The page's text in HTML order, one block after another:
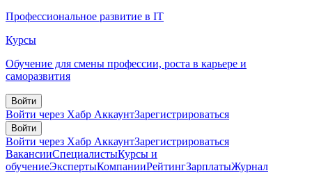
Профессиональное развитие в IT
Курсы
Обучение для смены профессии, роста в карьере и
саморазвития
Войти
Войти через Хабр АккаунтЗарегистрироваться
Войти
Войти через Хабр АккаунтЗарегистрироваться
ВакансииСпециалистыКурсы и
обучениеЭкспертыКомпанииРейтингЗарплатыЖурнал